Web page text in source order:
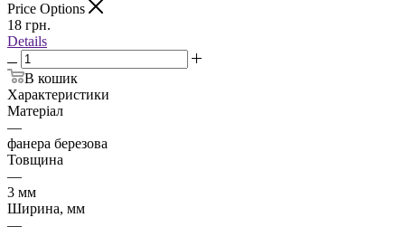
Price Options
18 грн.
Details
В кошик
Характеристики
Матеріал
—
фанера березова
Товщина
—
3 мм
Ширина, мм